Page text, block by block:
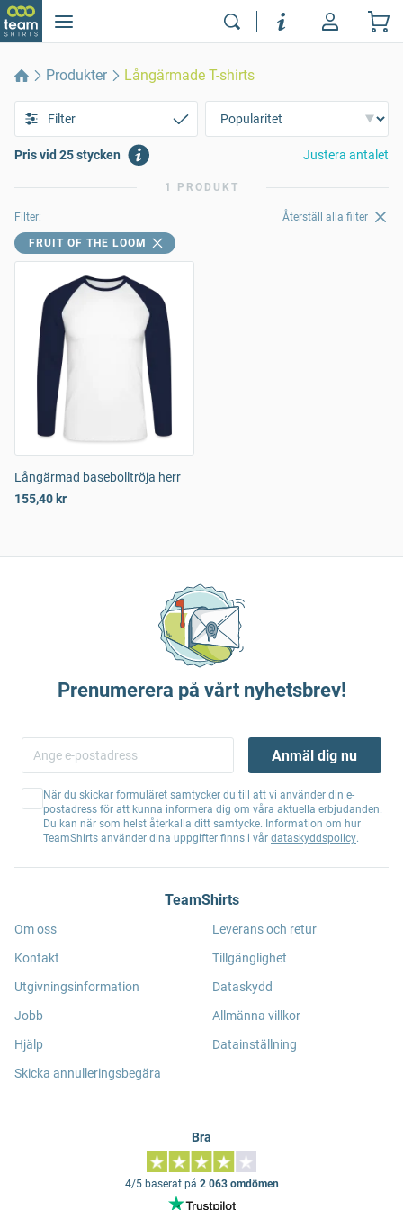
Produkter Långärmade T-shirts
Filter
Pris vid 25 stycken Justera antalet
1 PRODUKT
Filter: Återställ alla filter
FRUIT OF THE LOOM
Långärmad basebolltröja herr
155,40 kr
Prenumerera på vårt nyhetsbrev!
Anmäl dig nu
När du skickar formuläret samtycker du till att vi använder din e-
postadress för att kunna informera dig om våra aktuella erbjudanden.
Du kan när som helst återkalla ditt samtycke. Information om hur
TeamShirts använder dina uppgifter finns i vår dataskyddspolicy.
TeamShirts
Om oss
Kontakt
Utgivningsinformation
Jobb
Hjälp
Skicka annulleringsbegära
Leverans och retur
Tillgänglighet
Dataskydd
Allmänna villkor
Datainställning
Bra
4/5 baserat på 2 063 omdömen